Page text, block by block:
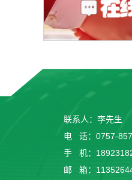
联系人：李先生
电 话：0757-
手 机：
邮 箱：